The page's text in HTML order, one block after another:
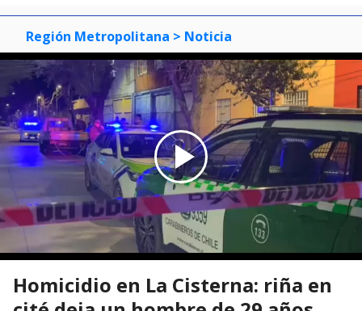
Región Metropolitana > Noticia
Homicidio en La Cisterna: riña en